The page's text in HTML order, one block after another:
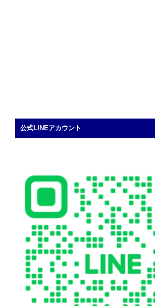
公式LINEアカウント